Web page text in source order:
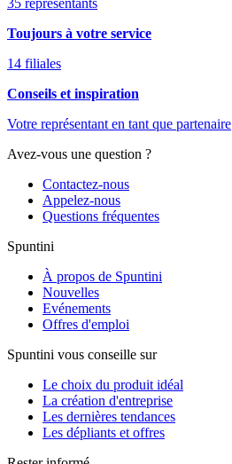
Toujours à votre service
14 filiales
Conseils et inspiration
Votre représentant en tant que partenaire
Avez-vous une question ?
Contactez-nous
Appelez-nous
Questions fréquentes
Spuntini
À propos de Spuntini
Nouvelles
Evénements
Offres d'emploi
Spuntini vous conseille sur
Le choix du produit idéal
La création d'entreprise
Les dernières tendances
Les dépliants et offres